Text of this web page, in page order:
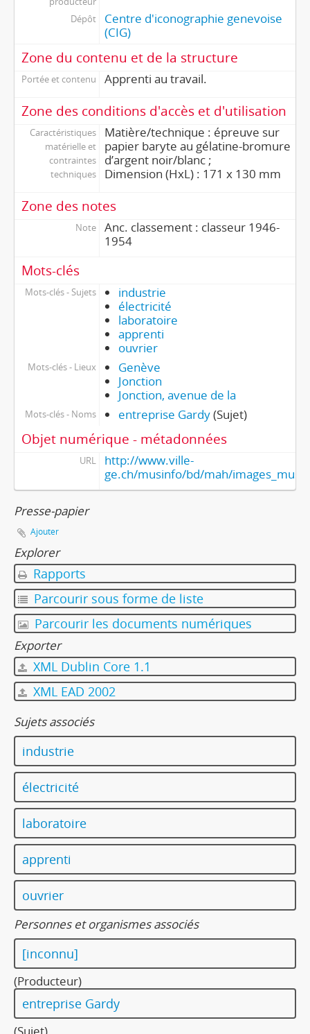
Dépôt
Centre d'iconographie genevoise
(CIG)
Zone du contenu et de la structure
Portée et contenu Apprenti au travail.
Zone des conditions d'accès et d'utilisation
Caractéristiques
matérielle et
contraintes
techniques
Matière/technique : épreuve sur
papier baryte au gélatine-bromure
d’argent noir/blanc ;
Dimension (HxL) : 171 x 130 mm
Zone des notes
Note
Anc. classement : classeur 1946-
1954
Mots-clés
Mots-clés - Sujets
industrie
électricité
laboratoire
apprenti
ouvrier
Mots-clés - Lieux
Genève
Jonction
Jonction, avenue de la
Mots-clés - Noms entreprise Gardy(Sujet)
Objet numérique - métadonnées
URL
http://www.ville-
ge.ch/musinfo/bd/mah/
Presse-papier
Ajouter
Explorer
Rapports
Parcourir sous forme de liste
Parcourir les documents numériques
Exporter
XML Dublin Core 1.1
XML EAD 2002
Sujets associés
industrie
électricité
laboratoire
apprenti
ouvrier
Personnes et organismes associés
[inconnu]
(Producteur)
entreprise Gardy